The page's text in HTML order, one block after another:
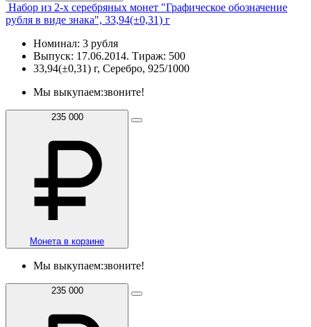
Набор из 2-х серебряных монет "Графическое обозначение
рубля в виде знака", 33,94(±0,31) г
Номинал: 3 рубля
Выпуск: 17.06.2014. Тираж: 500
33,94(±0,31) г, Серебро, 925/1000
Мы выкупаем:звоните!
235 000
Монета в корзине
Мы выкупаем:звоните!
235 000